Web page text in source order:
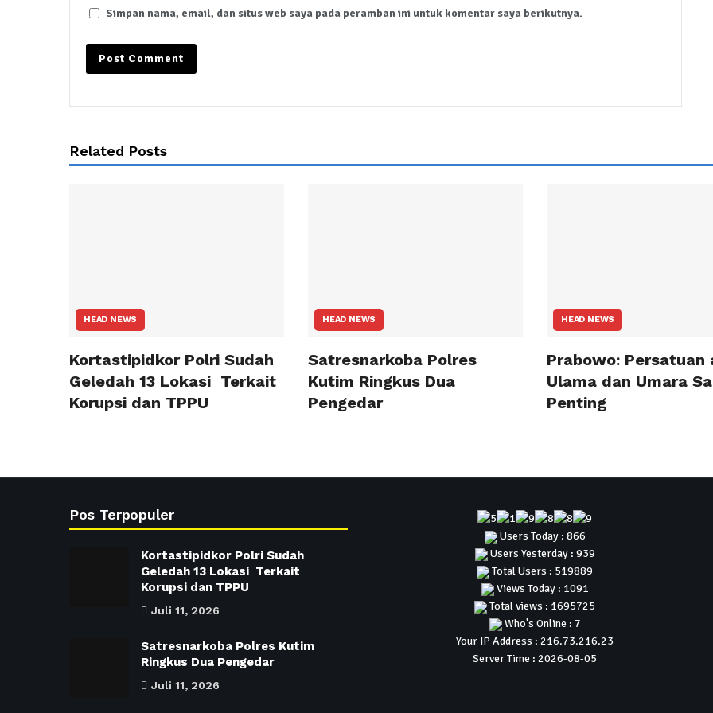
Simpan nama, email, dan situs web saya pada peramban ini untuk komentar saya berikutnya.
Related Posts
HEAD NEWS
Kortastipidkor Polri Sudah
Geledah 13 Lokasi Terkait
Korupsi dan TPPU
HEAD NEWS
Satresnarkoba Polres
Kutim Ringkus Dua
Pengedar
HEAD NEWS
Prabowo: Persatuan
Ulama dan Umara
Penting
Pos Terpopuler
Kortastipidkor Polri Sudah
Geledah 13 Lokasi Terkait
Korupsi dan TPPU
Juli 11, 2026
Satresnarkoba Polres Kutim
Ringkus Dua Pengedar
Juli 11, 2026
Users Today : 866
Users Yesterday : 939
Total Users : 519889
Views Today : 1091
Total views : 1695725
Who's Online : 7
Your IP Address : 216.73.216.23
Server Time : 2026-08-05